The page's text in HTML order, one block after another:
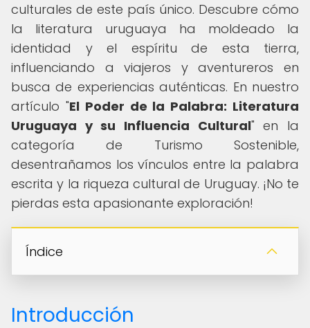
culturales de este país único. Descubre cómo
la literatura uruguaya ha moldeado la
identidad y el espíritu de esta tierra,
influenciando a viajeros y aventureros en
busca de experiencias auténticas. En nuestro
artículo "El Poder de la Palabra: Literatura
Uruguaya y su Influencia Cultural" en la
categoría de Turismo Sostenible,
desentrañamos los vínculos entre la palabra
escrita y la riqueza cultural de Uruguay. ¡No te
pierdas esta apasionante exploración!
Índice
Introducción